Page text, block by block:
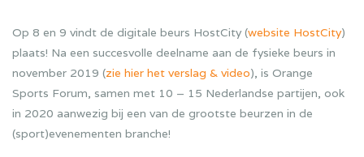
Op 8 en 9 vindt de digitale beurs HostCity (website HostCity)
plaats! Na een succesvolle deelname aan de fysieke beurs in
november 2019 (zie hier het verslag & video), is Orange
Sports Forum, samen met 10 – 15 Nederlandse partijen, ook
in 2020 aanwezig bij een van de grootste beurzen in de
(sport)evenementen branche!